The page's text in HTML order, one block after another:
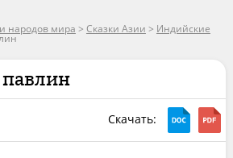
народов мира > Сказки Азии > Индийские
Скачать: